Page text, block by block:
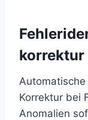
korrektur
Korrektur bei
Anomalien